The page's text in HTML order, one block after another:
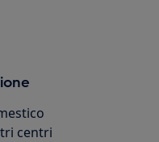
centri